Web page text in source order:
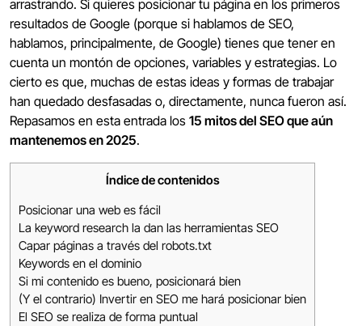
arrastrando. Si quieres posicionar tu página en los primeros
resultados de Google (porque si hablamos de SEO,
hablamos, principalmente, de Google) tienes que tener en
cuenta un montón de opciones, variables y estrategias. Lo
cierto es que, muchas de estas ideas y formas de trabajar
han quedado desfasadas o, directamente, nunca fueron así.
Repasamos en esta entrada los 15 mitos del SEO que aún
mantenemos en 2025.
Índice de contenidos
Posicionar una web es fácil
La keyword research la dan las herramientas SEO
Capar páginas a través del robots.txt
Keywords en el dominio
Si mi contenido es bueno, posicionará bien
(Y el contrario) Invertir en SEO me hará posicionar bien
El SEO se realiza de forma puntual